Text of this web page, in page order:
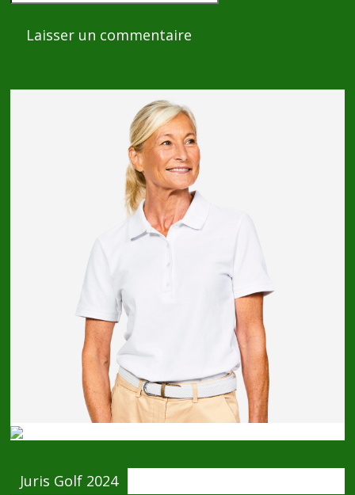
Juris Golf 2024